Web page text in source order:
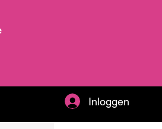
Inloggen